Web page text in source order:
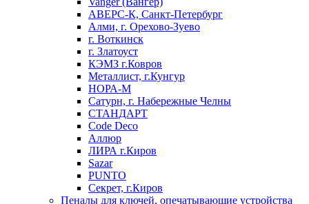
АВЕРС-К, Санкт-Петербург
Алми, г. Орехово-Зуево
г. Воткинск
г. Златоуст
КЭМЗ г.Ковров
Металлист, г.Кунгур
НОРА-М
Сатурн, г. Набережные Челны
СТАНДАРТ
Code Deco
Аллюр
ЛИРА г.Киров
Sazar
PUNTO
Секрет, г.Киров
Пеналы для ключей, опечатывающие устройства